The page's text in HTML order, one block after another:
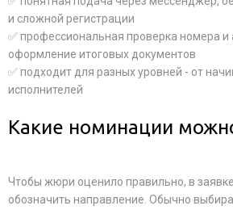
и сложной регистрации
✅ профессиональная проверка номера и
оформление итоговых документов
✅ подходит для разных уровней - от
исполнителей
Какие номинации
Чтобы жюри оценило правильно, в
обозначить направление. Обычно